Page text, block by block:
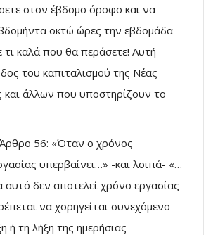
στον έβδομο όροφο και να
οκτώ ώρες την εβδομάδα
τι καλά που θα περάσετε! Αυτή
του καπιταλισμού της Νέας
και άλλων που υποστηρίζουν το
56: «Όταν ο χρόνος
υπερβαίνει…» -και λοιπά- «…
αυτό δεν αποτελεί χρόνο εργασίας
να χορηγείται συνεχόμενο
ή τη λήξη της ημερήσιας